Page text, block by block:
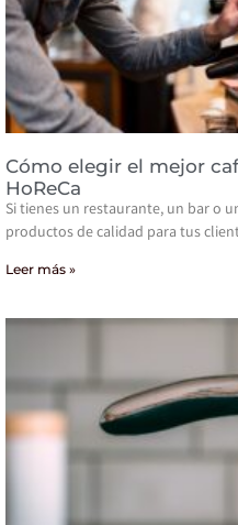
Cómo elegir el mejor
HoReCa
Si tienes un restaurante, un bar o
productos de calidad para tus
Leer más »